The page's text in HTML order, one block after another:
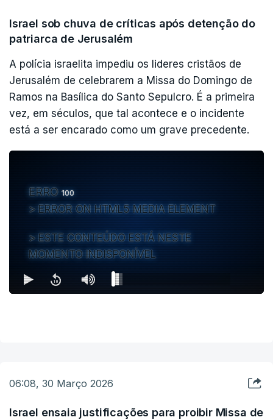
Israel sob chuva de críticas após detenção do
patriarca de Jerusalém
A polícia israelita impediu os lideres cristãos de
Jerusalém de celebrarem a Missa do Domingo de
Ramos na Basílica do Santo Sepulcro. É a primeira
vez, em séculos, que tal acontece e o incidente
está a ser encarado como um grave precedente.
ERRO100
ERROR ON HTML5 MEDIA ELEMENT
ESTE CONTEÚDO ESTÁ NESTE
MOMENTO INDISPONÍVEL
06:08, 30 Março 2026
Israel ensaia justificações para proibir Missa de